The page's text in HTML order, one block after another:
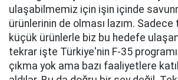
ulaşabilmemiz için işin içinde
ürünlerinin de olması lazım.
küçük ürünlerle biz bu hedefe
tekrar işte Türkiye'nin F-35
çıkma yok ama bazı faaliyetlere